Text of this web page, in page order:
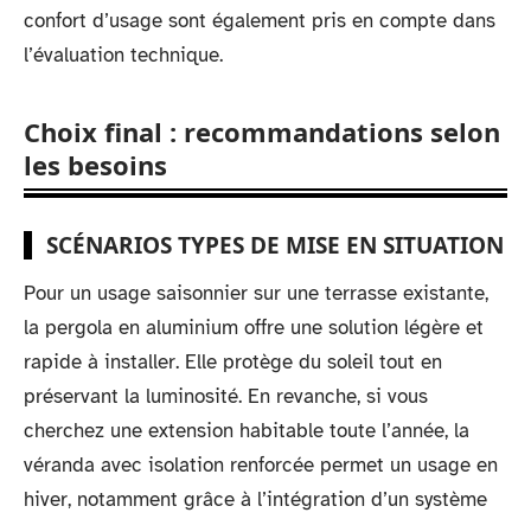
confort d’usage sont également pris en compte dans
l’évaluation technique.
Choix final : recommandations selon
les besoins
SCÉNARIOS TYPES DE MISE EN SITUATION
Pour un usage saisonnier sur une terrasse existante,
la pergola en aluminium offre une solution légère et
rapide à installer. Elle protège du soleil tout en
préservant la luminosité. En revanche, si vous
cherchez une extension habitable toute l’année, la
véranda avec isolation renforcée permet un usage en
hiver, notamment grâce à l’intégration d’un système